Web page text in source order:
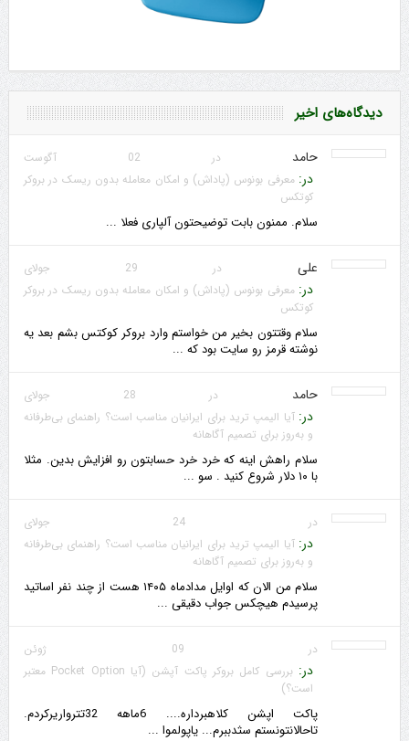
دیدگاه‌های اخیر
حامد در 02 آگوست
در:معرفی بونوس (پاداش) و امکان معامله بدون ریسک در بروکر
کوتکس
سلام. ممنون بابت توضیحتون آلپاری فعلا ...
علی در 29 جولای
در:معرفی بونوس (پاداش) و امکان معامله بدون ریسک در بروکر
کوتکس
سلام وقتتون بخیر من خواستم وارد بروکر کوکتس بشم بعد یه
نوشته قرمز رو سایت بود که ...
حامد در 28 جولای
در:آیا الیمپ ترید برای ایرانیان مناسب است؟ راهنمای بی‌طرفانه
و به‌روز برای تصمیم آگاهانه
سلام راهش اینه که خرد خرد حسابتون رو افزایش بدین. مثلا
با ۱۰ دلار شروع کنید . سو ...
در 24 جولای
در:آیا الیمپ ترید برای ایرانیان مناسب است؟ راهنمای بی‌طرفانه
و به‌روز برای تصمیم آگاهانه
سلام من الان که اوایل مدادماه ۱۴۰۵ هست از چند نفر اساتید
پرسیدم هیچکس جواب دقیقی ...
در 09 ژوئن
در:
بررسی کامل بروکر پاکت آپشن (آیا Pocket Option معتبر
است؟)
پاکت اپشن کلاهبرداره.... 6ماهه 32تترواریرکردم.
تاحالانتونستم سثدببرم... یاپولموا ...